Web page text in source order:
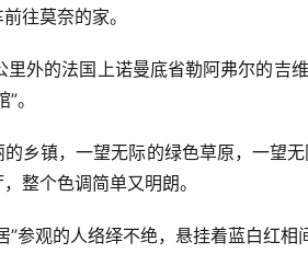
往莫奈的家。
外的法国上诺曼底省勒阿弗尔的吉
。
乡镇，一望无际的绿色草原，一望
整个色调简单又明朗。
”参观的人络绎不绝，悬挂着蓝白红相